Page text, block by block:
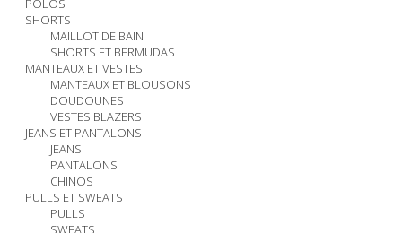
POLOS
SHORTS
MAILLOT DE BAIN
SHORTS ET BERMUDAS
MANTEAUX ET VESTES
MANTEAUX ET BLOUSONS
DOUDOUNES
VESTES BLAZERS
JEANS ET PANTALONS
JEANS
PANTALONS
CHINOS
PULLS ET SWEATS
PULLS
SWEATS